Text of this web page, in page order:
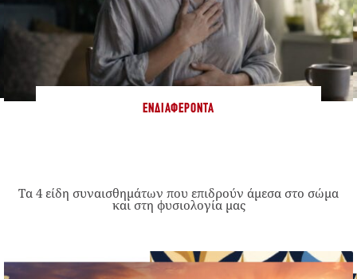
ΕΝΔΙΑΦΈΡΟΝΤΑ
Τα 4 είδη συναισθημάτων που επιδρούν άμεσα στο σώμα
και στη φυσιολογία μας